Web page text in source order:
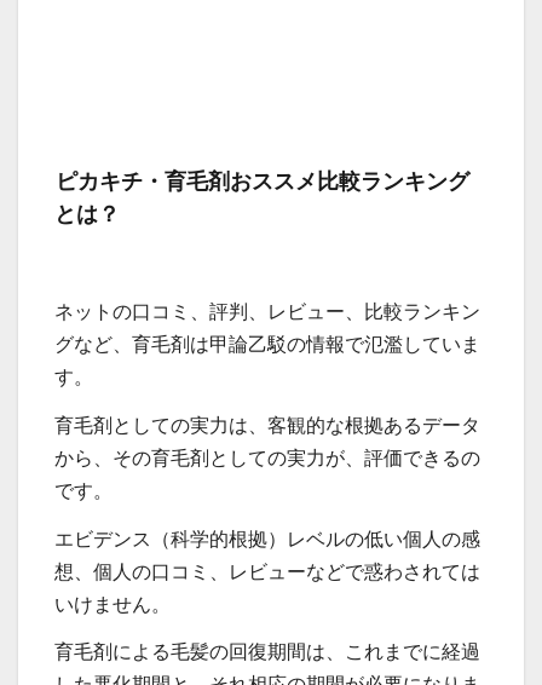
ピカキチ・育毛剤おススメ比較ランキング
とは？
ネットの口コミ、評判、レビュー、比較ランキン
グなど、育毛剤は甲論乙駁の情報で氾濫していま
す。
育毛剤としての実力は、客観的な根拠あるデータ
から、その育毛剤としての実力が、評価できるの
です。
エビデンス（科学的根拠）レベルの低い個人の感
想、個人の口コミ、レビューなどで惑わされては
いけません。
育毛剤による毛髪の回復期間は、これまでに経過